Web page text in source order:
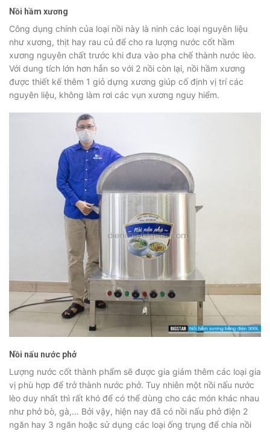
Nồi hầm xương
Công dụng chính của loại nồi này là ninh các loại nguyên liệu
như xương, thịt hay rau củ để cho ra lượng nước cốt hầm
xương nguyên chất trước khi đưa vào pha chế thành nước lèo.
Với dung tích lớn hơn hẳn so với 2 nồi còn lại, nồi hầm xương
được thiết kế thêm 1 giỏ dựng xương giúp cố định vị trí các
nguyên liệu, không làm rơi các vụn xương nguy hiểm.
Nồi nấu nước phở
Lượng nước cốt thành phẩm sẽ được gia giảm thêm các loại gia
vị phù hợp để trở thành nước phở. Tuy nhiên một nồi nấu nước
lèo duy nhất thì rất khó để có thể dùng cho các món khác nhau
như phở bò, gà,… Bởi vậy, hiện nay đã có nồi nấu phở điện 2
ngăn hay 3 ngăn hoặc sử dụng các loại ống trụng để chia nồi